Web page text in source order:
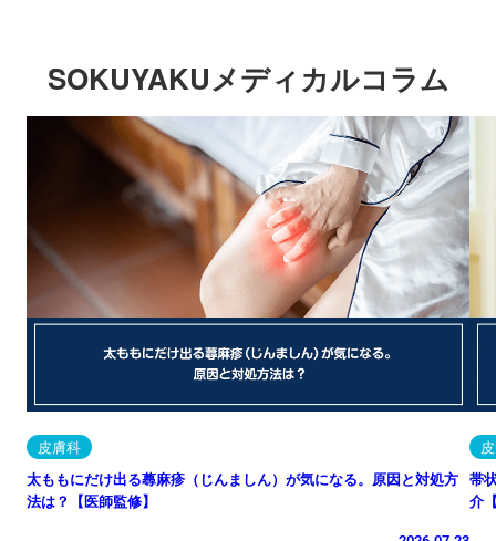
SOKUYAKUメディカルコラム
皮膚科
太ももにだけ出る蕁麻疹（じんましん）が気になる。原因と対処方
法は？【医師監修】
帯
介